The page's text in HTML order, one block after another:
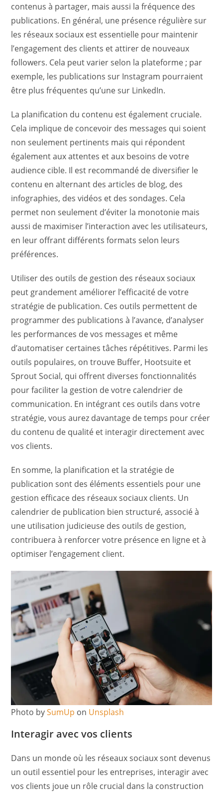
contenus à partager, mais aussi la fréquence des
publications. En général, une présence régulière sur
les réseaux sociaux est essentielle pour maintenir
l’engagement des clients et attirer de nouveaux
followers. Cela peut varier selon la plateforme ; par
exemple, les publications sur Instagram pourraient
être plus fréquentes qu’une sur LinkedIn.
La planification du contenu est également cruciale.
Cela implique de concevoir des messages qui soient
non seulement pertinents mais qui répondent
également aux attentes et aux besoins de votre
audience cible. Il est recommandé de diversifier le
contenu en alternant des articles de blog, des
infographies, des vidéos et des sondages. Cela
permet non seulement d’éviter la monotonie mais
aussi de maximiser l’interaction avec les utilisateurs,
en leur offrant différents formats selon leurs
préférences.
Utiliser des outils de gestion des réseaux sociaux
peut grandement améliorer l’efficacité de votre
stratégie de publication. Ces outils permettent de
programmer des publications à l’avance, d’analyser
les performances de vos messages et même
d’automatiser certaines tâches répétitives. Parmi les
outils populaires, on trouve Buffer, Hootsuite et
Sprout Social, qui offrent diverses fonctionnalités
pour faciliter la gestion de votre calendrier de
communication. En intégrant ces outils dans votre
stratégie, vous aurez davantage de temps pour créer
du contenu de qualité et interagir directement avec
vos clients.
En somme, la planification et la stratégie de
publication sont des éléments essentiels pour une
gestion efficace des réseaux sociaux clients. Un
calendrier de publication bien structuré, associé à
une utilisation judicieuse des outils de gestion,
contribuera à renforcer votre présence en ligne et à
optimiser l’engagement client.
Photo bySumUp on Unsplash
Interagir avec vos clients
Dans un monde où les réseaux sociaux sont devenus
un outil essentiel pour les entreprises, interagir avec
vos clients joue un rôle crucial dans la construction